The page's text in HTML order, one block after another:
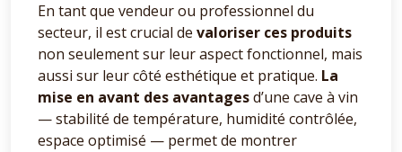
En tant que vendeur ou professionnel du
secteur, il est crucial de valoriser ces produits
non seulement sur leur aspect fonctionnel, mais
aussi sur leur côté esthétique et pratique. La
mise en avant des avantagesd’une cave à vin
— stabilité de température, humidité contrôlée,
espace optimisé — permet de montrer